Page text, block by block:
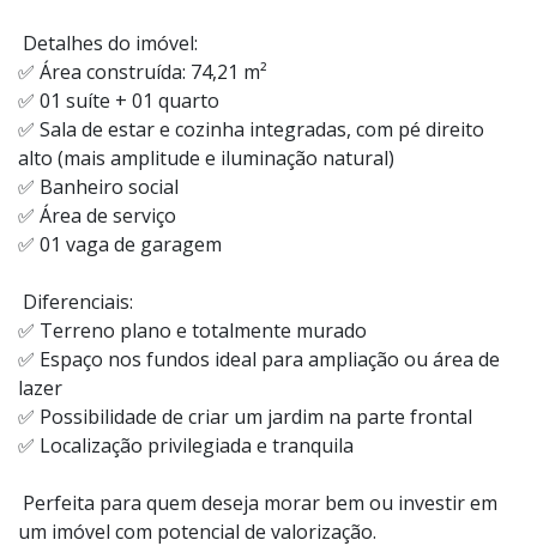
Detalhes do imóvel:
✅ Área construída: 74,21 m²
✅ 01 suíte + 01 quarto
✅ Sala de estar e cozinha integradas, com pé direito
alto (mais amplitude e iluminação natural)
✅ Banheiro social
✅ Área de serviço
✅ 01 vaga de garagem
Diferenciais:
✅ Terreno plano e totalmente murado
✅ Espaço nos fundos ideal para ampliação ou área de
lazer
✅ Possibilidade de criar um jardim na parte frontal
✅ Localização privilegiada e tranquila
Perfeita para quem deseja morar bem ou investir em
um imóvel com potencial de valorização.